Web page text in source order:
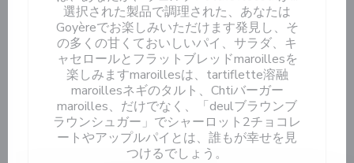
選択された製品で調理された、あなたは
Goyèreでお楽しみいただけます発見し、そ
の多くの甘くておいしいパイ、サラダ、キ
ャセロールとフラットブレッドmaroillesを
楽しみますmaroillesは、tartiflette溶融
maroillesネギのタルト、Chtiバーガー
maroilles、だけでなく、「deulブラウンブ
ラウンシュガー」でシャーロット2チョコレ
ートやアップルパイとは、誰もが幸せを見
つけるでしょう。